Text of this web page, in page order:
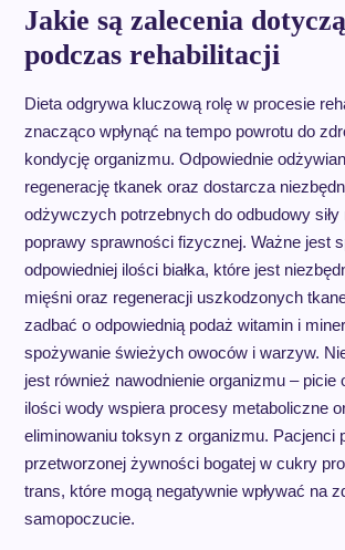
Jakie są zalecenia
podczas rehabilitacji
Dieta odgrywa kluczową rolę w procesie
znacząco wpłynąć na tempo powrotu do
kondycję organizmu. Odpowiednie
regenerację tkanek oraz dostarcza
odżywczych potrzebnych do odbudowy siły
poprawy sprawności fizycznej. Ważne jest
odpowiedniej ilości białka, które jest
mięśni oraz regeneracji uszkodzonych
zadbać o odpowiednią podaż witamin i
spożywanie świeżych owoców i warzyw.
jest również nawodnienie organizmu – picie
ilości wody wspiera procesy metaboliczne
eliminowaniu toksyn z organizmu. Pacjenci
przetworzonej żywności bogatej w cukry
trans, które mogą negatywnie wpływać na
samopoczucie.